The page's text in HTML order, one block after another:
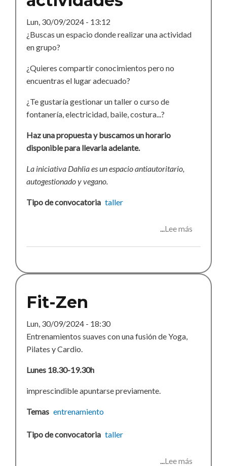
Lun, 30/09/2024 - 13:12
¿Buscas un espacio donde realizar una actividad
en grupo?
¿Quieres compartir conocimientos pero no
encuentras el lugar adecuado?
¿Te gustaría gestionar un taller o curso de
fontanería, electricidad, baile, costura...?
Haz una propuesta y buscamos un horario
disponible para llevarla adelante.
La iniciativa Dahlia es un espacio antiautoritario,
autogestionado y vegano.
Tipo de convocatoria taller
Lee más
Fit-Zen
Lun, 30/09/2024 - 18:30
Entrenamientos suaves con una fusión de Yoga,
Pilates y Cardio.
Lunes 18.30-19.30h
imprescindible apuntarse previamente.
Temas entrenamiento
Tipo de convocatoria taller
Lee más